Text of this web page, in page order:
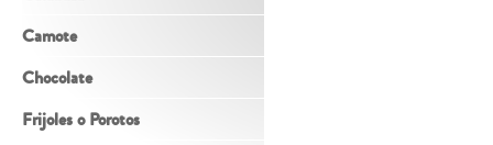
Camote
Chocolate
Frijoles o Porotos